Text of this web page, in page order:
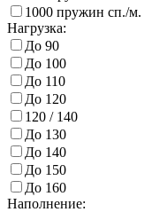
1000 пружин сп./м.
Нагрузка:
До 90
До 100
До 110
До 120
120 / 140
До 130
До 140
До 150
До 160
Наполнение: